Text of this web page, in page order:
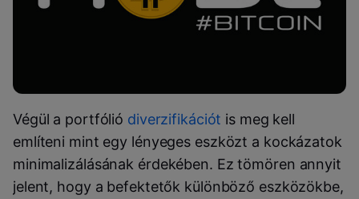
Végül a portfólió diverzifikációt is meg kell
említeni mint egy lényeges eszközt a kockázatok
minimalizálásának érdekében. Ez tömören annyit
jelent, hogy a befektetők különböző eszközökbe,